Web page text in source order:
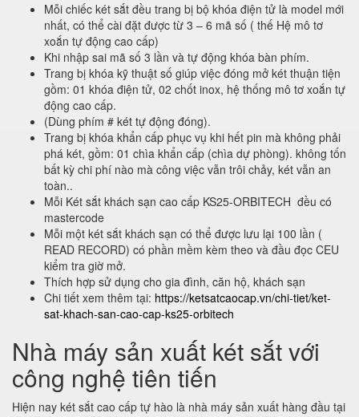
Mỗi chiếc két sắt đều trang bị bộ khóa điện tử là model mới
nhất, có thể cài đặt được từ 3 – 6 mã số ( thế Hệ mô tơ
xoắn tự động cao cấp)
Khi nhập sai mã số 3 lần và tự động khóa bàn phím.
Trang bị khóa kỹ thuật số giúp việc đóng mở két thuận tiện
gồm: 01 khóa điện tử, 02 chốt inox, hệ thống mô tơ xoắn tự
động cao cấp.
(Dùng phím # két tự động đóng).
Trang bị khóa khẩn cấp phục vụ khi hết pin mà không phải
phá két, gồm: 01 chìa khẩn cấp (chìa dự phòng). không tốn
bất kỳ chi phí nào mà công việc vẫn trôi chảy, két vẫn an
toàn..
Mỗi Két sắt khách sạn cao cấp KS25-ORBITECH đều có
mastercode
Mỗi một két sắt khách sạn có thể được lưu lại 100 lần (
READ RECORD) có phần mềm kèm theo và đầu đọc CEU
kiểm tra giờ mở.
Thích hợp sử dụng cho gia đình, căn hộ, khách sạn
Chi tiết xem thêm tại: https://ketsatcaocap.vn/chi-tiet/ket-
sat-khach-san-cao-cap-ks25-orbitech
Nhà máy sản xuất két sắt với
công nghệ tiên tiến
Hiện nay két sắt cao cấp tự hào là nhà máy sản xuất hàng đầu tại